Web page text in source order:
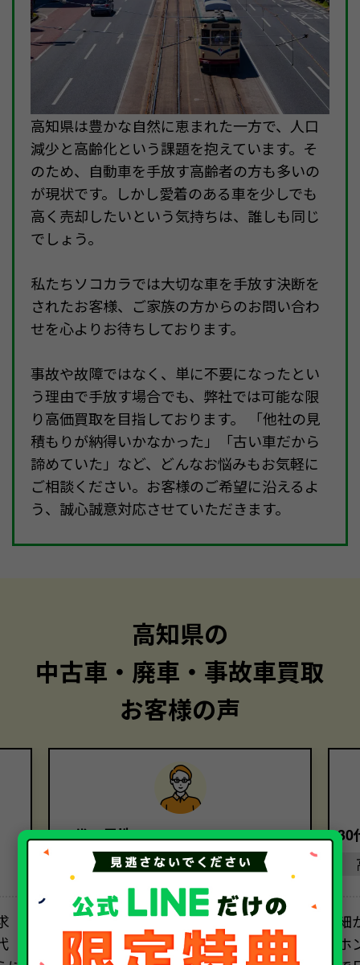
高知県は豊かな自然に恵まれた一方で、人口
減少と高齢化という課題を抱えています。そ
のため、自動車を手放す高齢者の方も多いの
が現状です。しかし愛着のある車を少しでも
高く売却したいという気持ちは、誰しも同じ
でしょう。
私たちソコカラでは大切な車を手放す決断を
されたお客様、ご家族の方からのお問い合わ
せを心よりお待ちしております。
事故や故障ではなく、単に不要になったとい
う理由で手放す場合でも、弊社では可能な限
り高価買取を目指しております。 「他社の見
積もりが納得いかなかった」「古い車だから
諦めていた」など、どんなお悩みもお気軽に
ご相談ください。お客様のご希望に沿えるよ
う、誠心誠意対応させていただきます。
高知県の
中古車・廃車・事故車買取
お客様の声
40代・男性
高知県
担当者の方の電話対応は素晴らし
く、安心してお取引を進めることがで
30